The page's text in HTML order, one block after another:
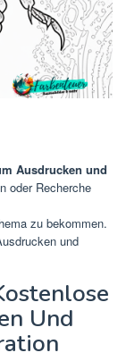
Ausdrucken und
oder Recherche
zu bekommen.
und
Und